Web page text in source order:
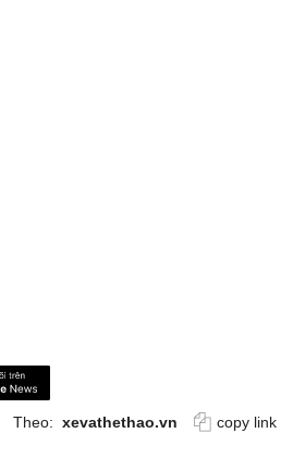
Theo: xevathethao.vn copy link